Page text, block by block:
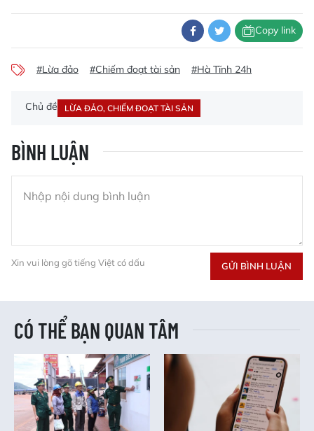
Copy link
#Lừa đảo #Chiếm đoạt tài sản #Hà Tĩnh 24h
Chủ đề LỪA ĐẢO, CHIẾM ĐOẠT TÀI SẢN
BÌNH LUẬN
Xin vui lòng gõ tiếng Việt có dấu GỬI BÌNH LUẬN
CÓ THỂ BẠN QUAN TÂM